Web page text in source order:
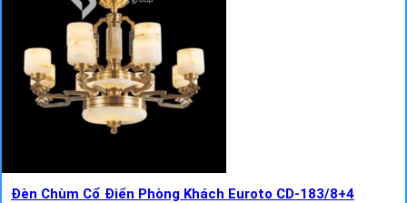
Đèn Chùm Cổ Điển Phòng Khách Euroto CD-183/8+4